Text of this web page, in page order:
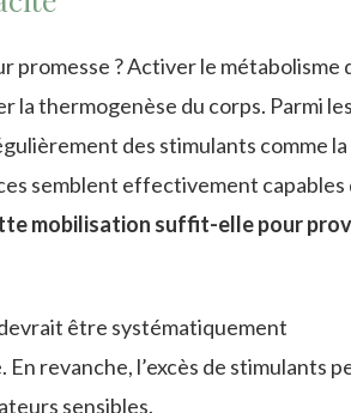
promesse ? Activer le métabolisme
la thermogenèse du corps. Parmi les
des stimulants comme la
semblent effectivement capables
mobilisation suffit-elle pour
être systématiquement
revanche, l’excès de stimulants
sensibles.